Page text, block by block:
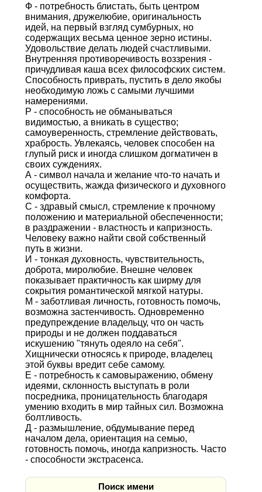
Ф - потребность блистать, быть центром
внимания, дружелюбие, оригинальность
идей, на первый взгляд сумбурных, но
содержащих весьма ценное зерно истины.
Удовольствие делать людей счастливыми.
Внутренняя противоречивость воззрения -
причудливая каша всех философских систем.
Способность приврать, пустить в дело якобы
необходимую ложь с самыми лучшими
намерениями.
Р - способность не обманываться
видимостью, а вникать в существо;
самоуверенность, стремление действовать,
храбрость. Увлекаясь, человек способен на
глупый риск и иногда слишком догматичен в
своих суждениях.
А - символ начала и желание что-то начать и
осуществить, жажда физического и духовного
комфорта.
С - здравый смысл, стремление к прочному
положению и материальной обеспеченности;
в раздражении - властность и капризность.
Человеку важно найти свой собственный
путь в жизни.
И - тонкая духовность, чувствительность,
доброта, миролюбие. Внешне человек
показывает практичность как ширму для
сокрытия романтической мягкой натуры.
М - заботливая личность, готовность помочь,
возможна застенчивость. Одновременно
предупреждение владельцу, что он часть
природы и не должен поддаваться
искушению "тянуть одеяло на себя".
Хищнически относясь к природе, владелец
этой буквы вредит себе самому.
Е - потребность к самовыражению, обмену
идеями, склонность выступать в роли
посредника, проницательность благодаря
умению входить в мир тайных сил. Возможна
болтливость.
Д - размышление, обдумывание перед
началом дела, ориентация на семью,
готовность помочь, иногда капризность. Часто
- способности экстрасенса.
Поиск имени